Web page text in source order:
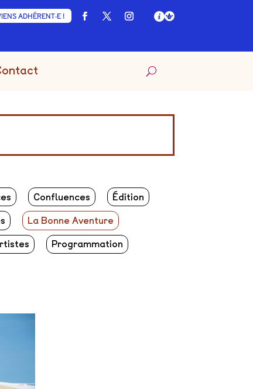
ADHÉRENT·E !
Confluences Édition
La Bonne Aventure
Programmation